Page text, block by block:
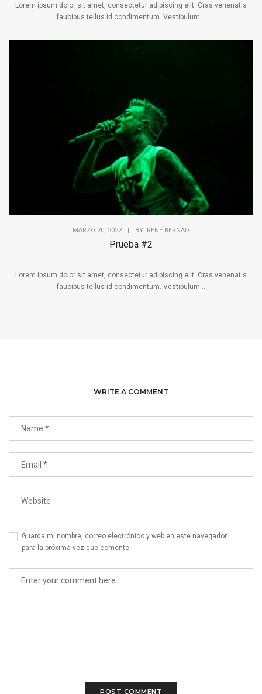
Lorem ipsum dolor sit amet, consectetur adipiscing elit. Cras venenatis
faucibus tellus id condimentum. Vestibulum...
MARZO 20, 2022 | BY IRENE BERNAD
Prueba #2
Lorem ipsum dolor sit amet, consectetur adipiscing elit. Cras venenatis
faucibus tellus id condimentum. Vestibulum...
WRITE A COMMENT
Guarda mi nombre, correo electrónico y web en este navegador
para la próxima vez que comente.